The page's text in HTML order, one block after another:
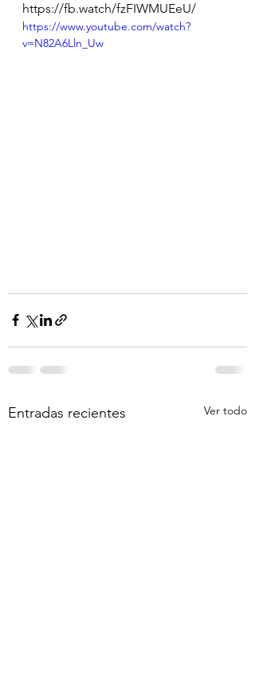
https://fb.watch/fzFIWMUEeU/
https://www.youtube.com/watch?
v=N82A6Lln_Uw
Entradas recientes Ver todo